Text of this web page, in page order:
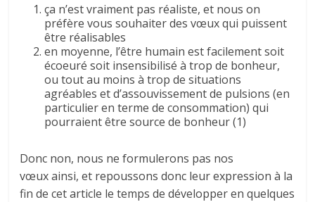
ça n’est vraiment pas réaliste, et nous on
préfère vous souhaiter des vœux qui puissent
être réalisables
en moyenne, l’être humain est facilement soit
écoeuré soit insensibilisé à trop de bonheur,
ou tout au moins à trop de situations
agréables et d’assouvissement de pulsions (en
particulier en terme de consommation) qui
pourraient être source de bonheur (1)
Donc non, nous ne formulerons pas nos
vœux ainsi, et repoussons donc leur expression à la
fin de cet article le temps de développer en quelques